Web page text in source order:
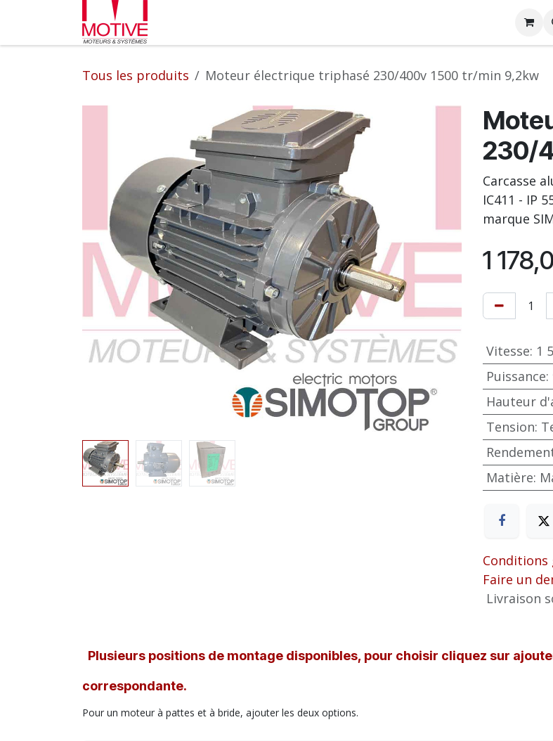
Se rendre au contenu
Tous les produits Moteur électrique triphasé 230/400v 1500 tr/min 9,2kw
230/
Carcasse
IC411 - IP
marque
1
Vitesse: 1
Puissance:
Hauteur
Tension:
Matière:
Conditions
Faire un
Livraison
Plusieurs positions de montage disponibles, pour choisir cliquez sur
correspondante.
Pour un moteur à pattes et à bride, ajouter les deux options.